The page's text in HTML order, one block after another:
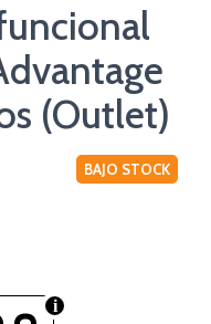
(Outlet)
BAJO STOCK